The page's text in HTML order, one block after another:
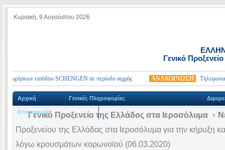
Κυριακή, 9 Αυγούστου 2026
Γενικό
εισόδου SCHENGEN σε περίοδο αιχμής ΑΝΑΚΟΙΝΩΣΗ Τηλέφωνα
Αρχική Γενικές Πληροφορίες
Επικοινωνία
Γενικό Προξενείο της Ελλάδος στα Ιεροσόλυμα
Προξενείου της Ελλάδας στα Ιεροσόλυμα για την κήρυξη
λόγω κρουσμάτων κορωνοϊού (06.03.2020)